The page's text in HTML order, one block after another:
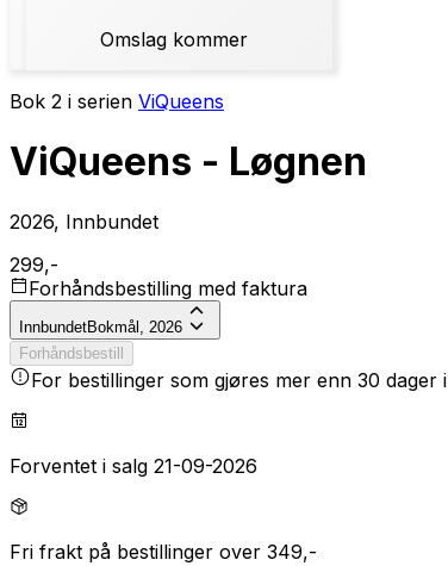
Omslag kommer
Bok 2 i serien ViQueens
ViQueens - Løgnen
2026, Innbundet
299,-
Forhåndsbestilling med faktura
InnbundetBokmål, 2026
Forhåndsbestill
For bestillinger som gjøres mer enn 30
Forventet i salg 21-09-2026
Fri frakt på bestillinger over 349,-